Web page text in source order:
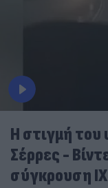
Η στιγμή του
Σέρρες -
σύγκρουση